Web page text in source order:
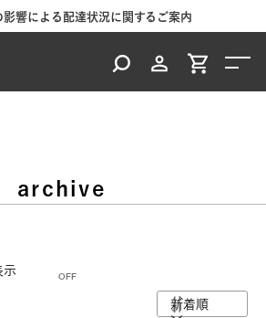
影響による配達状況に関するご案内
archive
示
新着順